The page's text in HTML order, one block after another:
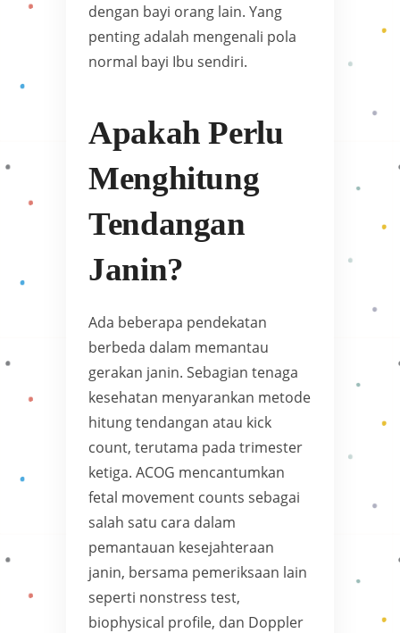
dengan bayi orang lain. Yang
penting adalah mengenali pola
normal bayi Ibu sendiri.
Apakah Perlu
Menghitung
Tendangan
Janin?
Ada beberapa pendekatan
berbeda dalam memantau
gerakan janin. Sebagian tenaga
kesehatan menyarankan metode
hitung tendangan atau kick
count, terutama pada trimester
ketiga. ACOG mencantumkan
fetal movement counts sebagai
salah satu cara dalam
pemantauan kesejahteraan
janin, bersama pemeriksaan lain
seperti nonstress test,
biophysical profile, dan Doppler